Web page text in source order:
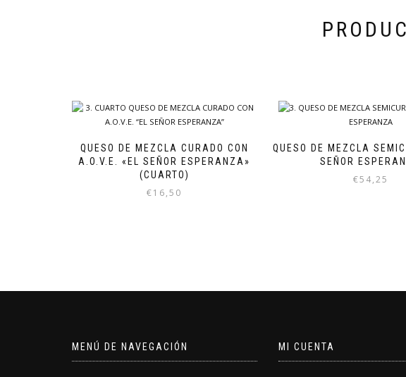
QUESO DE MEZCLA CURADO CON
A.O.V.E. «EL SEÑOR ESPERANZA»
(CUARTO)
€16,50
QUESO DE MEZCLA
SEÑOR
€54,25
MENÚ DE NAVEGACIÓN MI CUENTA